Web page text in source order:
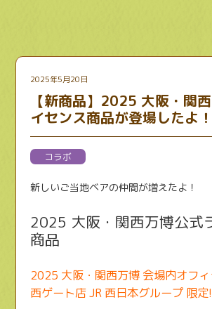
2025年5月20日
【新商品】2025 大阪・関
イセンス商品が登場したよ！
コラボ
新しいご当地ベアの仲間が増えたよ！
2025 大阪・関西万博公式
商品
2025 大阪・関西万博 会場内オフ
西ゲート店 JR 西日本グループ 限定!